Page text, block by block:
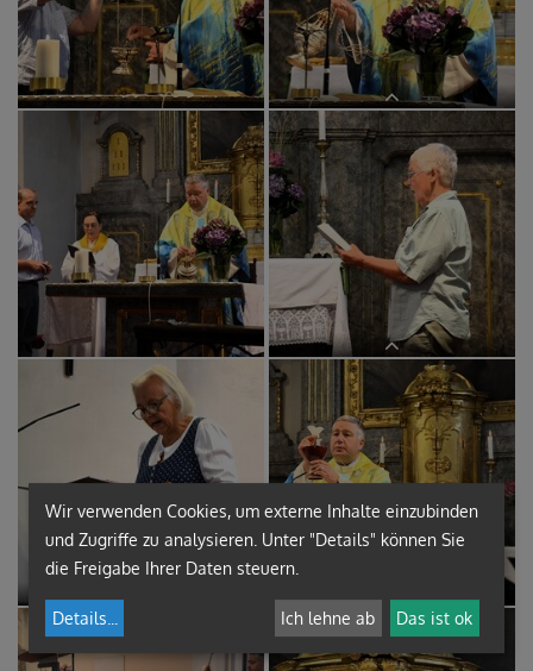
Pfarrer Claudiu Budău zelebriert
Mesnerin Rosi Jaunegg
Wir verwenden Cookies, um externe Inhalte einzubinden
und Zugriffe zu analysieren. Unter "Details" können Sie
die Freigabe Ihrer Daten steuern.
Details Ich lehne ab Das ist ok